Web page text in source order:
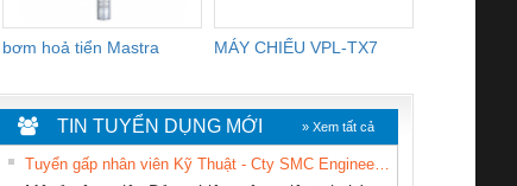
bơm hoả tiển Mastra MÁY CHIẾU VPL-TX7
TIN TUYỂN DỤNG MỚI » Xem tất cả